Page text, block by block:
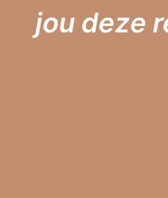
jou deze